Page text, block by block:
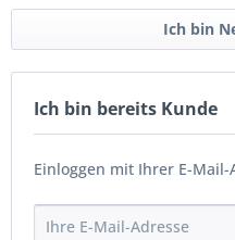
Ich bin
Ich bin bereits Kunde
Einloggen mit Ihrer E-